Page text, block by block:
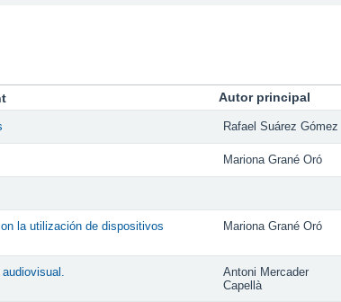
Autor principal
Rafael Suárez Gómez
Mariona Grané Oró
la utilización de dispositivos
Mariona Grané Oró
Antoni Mercader
Capellà